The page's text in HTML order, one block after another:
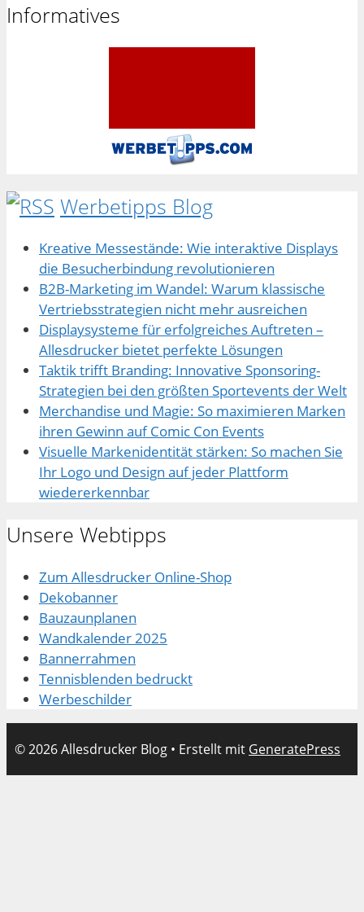
Informatives
Werbetipps Blog
Kreative Messestände: Wie interaktive Displays
die Besucherbindung revolutionieren
B2B-Marketing im Wandel: Warum klassische
Vertriebsstrategien nicht mehr ausreichen
Displaysysteme für erfolgreiches Auftreten –
Allesdrucker bietet perfekte Lösungen
Taktik trifft Branding: Innovative Sponsoring-
Strategien bei den größten Sportevents der Welt
Merchandise und Magie: So maximieren Marken
ihren Gewinn auf Comic Con Events
Visuelle Markenidentität stärken: So machen Sie
Ihr Logo und Design auf jeder Plattform
wiedererkennbar
Unsere Webtipps
Zum Allesdrucker Online-Shop
Dekobanner
Bauzaunplanen
Wandkalender 2025
Bannerrahmen
Tennisblenden bedruckt
Werbeschilder
© 2026 Allesdrucker Blog • Erstellt mit GeneratePress